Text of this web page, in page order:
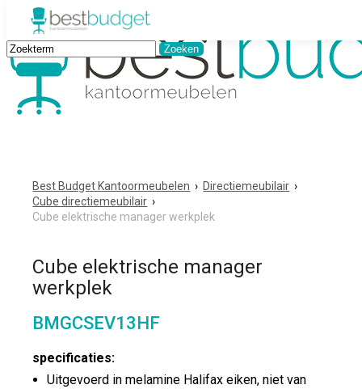
Best Budget Kantoormeubelen › Directiemeubilair ›
Cube directiemeubilair ›
Cube elektrische manager werkplek
Cube elektrische manager
werkplek
BMGCSEV13HF
specificaties:
Uitgevoerd in melamine Halifax eiken, niet van